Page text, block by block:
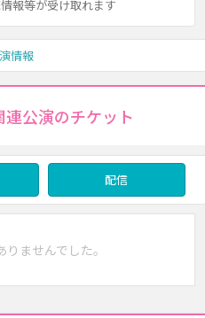
報等が受け取れます
情報
公演のチケット
配信
ませんでした。